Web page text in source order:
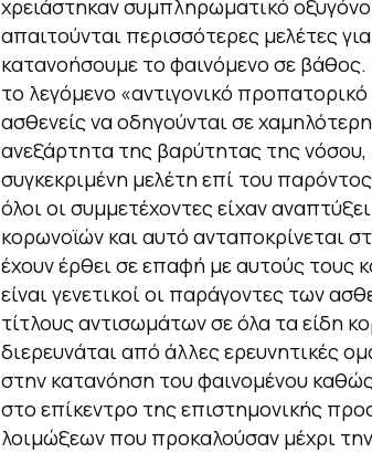
χρειάστηκαν συμπληρωματικό
απαιτούνται περισσότερες μελέτες
κατανοήσουμε το φαινόμενο σε
το λεγόμενο «αντιγονικό
ασθενείς να οδηγούνται σε
ανεξάρτητα της βαρύτητας της νόσου,
συγκεκριμένη μελέτη επί του
όλοι οι συμμετέχοντες είχαν
κορωνοϊών και αυτό ανταποκρίνεται
έχουν έρθει σε επαφή με αυτούς τους
είναι γενετικοί οι παράγοντες των
τίτλους αντισωμάτων σε όλα τα είδη
διερευνάται από άλλες ερευνητικές
στην κατανόηση του φαινομένου
στο επίκεντρο της επιστημονικής
λοιμώξεων που προκαλούσαν μέχρι